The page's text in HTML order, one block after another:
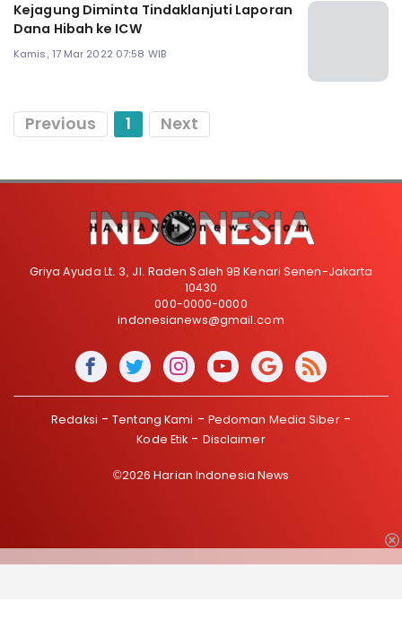
Kejagung Diminta Tindaklanjuti Laporan
Dana Hibah ke ICW
Kamis, 17 Mar 2022 07:58 WIB
Previous 1 Next
Griya Ayuda Lt. 3, Jl. Raden Saleh 9B Kenari Senen-Jakarta
10430
000-0000-0000
indonesianews@gmail.com
Redaksi Tentang Kami
Pedoman Media Siber
Kode Etik
Disclaimer
©2026 Harian Indonesia News